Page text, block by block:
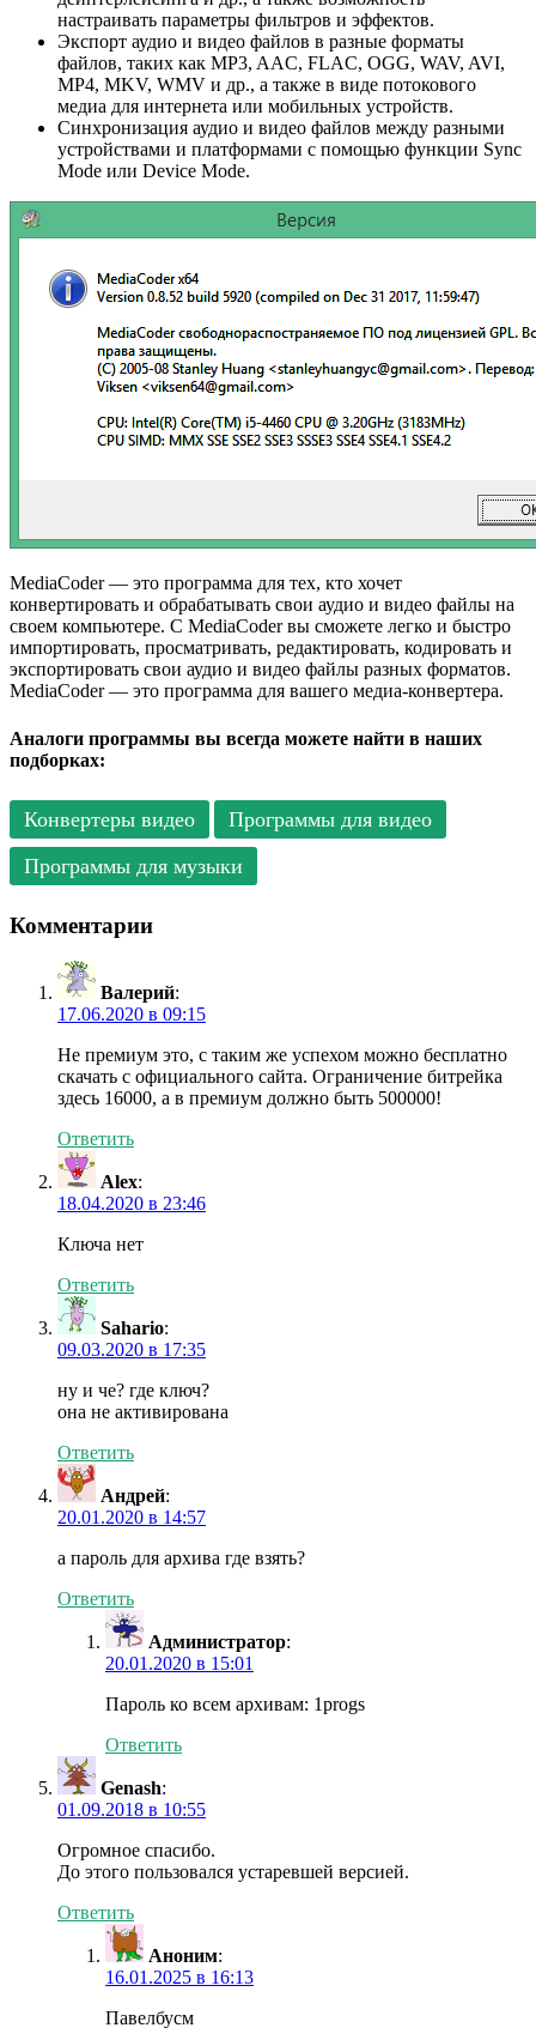
настраивать параметры фильтров и эффектов.
Экспорт аудио и видео файлов в разные форматы
файлов, таких как MP3, AAC, FLAC, OGG, WAV, AVI,
MP4, MKV, WMV и др., а также в виде потокового
медиа для интернета или мобильных устройств.
Синхронизация аудио и видео файлов между разными
устройствами и платформами с помощью функции Sync
Mode или Device Mode.
MediaCoder — это программа для тех, кто хочет
конвертировать и обрабатывать свои аудио и видео файлы на
своем компьютере. С MediaCoder вы сможете легко и быстро
импортировать, просматривать, редактировать, кодировать и
экспортировать свои аудио и видео файлы разных форматов.
MediaCoder — это программа для вашего медиа-конвертера.
Аналоги программы вы всегда можете найти в наших
подборках:
Конвертеры видео
Программы для видео
Программы для музыки
Комментарии
Валерий:
17.06.2020 в 09:15
Не премиум это, с таким же успехом можно бесплатно
скачать с официального сайта. Ограничение битрейка
здесь 16000, а в премиум должно быть 500000!
Ответить
Alex:
18.04.2020 в 23:46
Ключа нет
Ответить
Sahario:
09.03.2020 в 17:35
ну и че? где ключ?
она не активирована
Ответить
Андрей:
20.01.2020 в 14:57
а пароль для архива где взять?
Ответить
Администратор:
20.01.2020 в 15:01
Пароль ко всем архивам: 1progs
Ответить
Genash:
01.09.2018 в 10:55
Огромное спасибо.
До этого пользовался устаревшей версией.
Ответить
Аноним:
16.01.2025 в 16:13
Павелбусм